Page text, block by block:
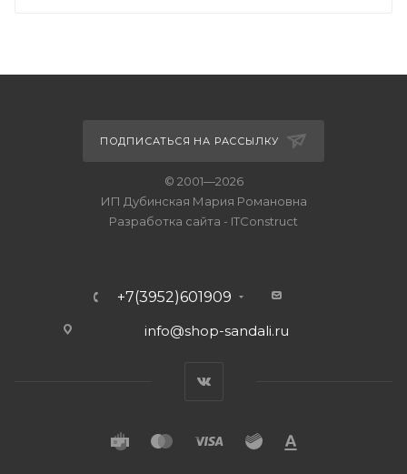
ПОДПИСАТЬСЯ НА РАССЫЛКУ
© 2001—2026
ИП Дубинская Мария Романовна
Разработка сайта - ITConstruct
+7(3952)601909
info@shop-sandali.ru